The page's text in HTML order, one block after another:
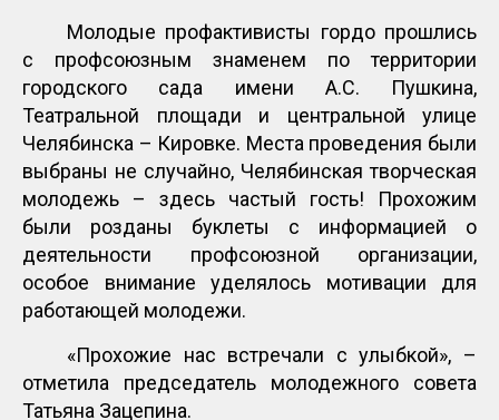
Молодые профактивисты гордо прошлись
с профсоюзным знаменем по территории
городского сада имени А.С. Пушкина,
Театральной площади и центральной улице
Челябинска – Кировке. Места проведения были
выбраны не случайно, Челябинская творческая
молодежь – здесь частый гость! Прохожим
были розданы буклеты с информацией о
деятельности профсоюзной организации,
особое внимание уделялось мотивации для
работающей молодежи.
«Прохожие нас встречали с улыбкой», –
отметила председатель молодежного совета
Татьяна Зацепина.